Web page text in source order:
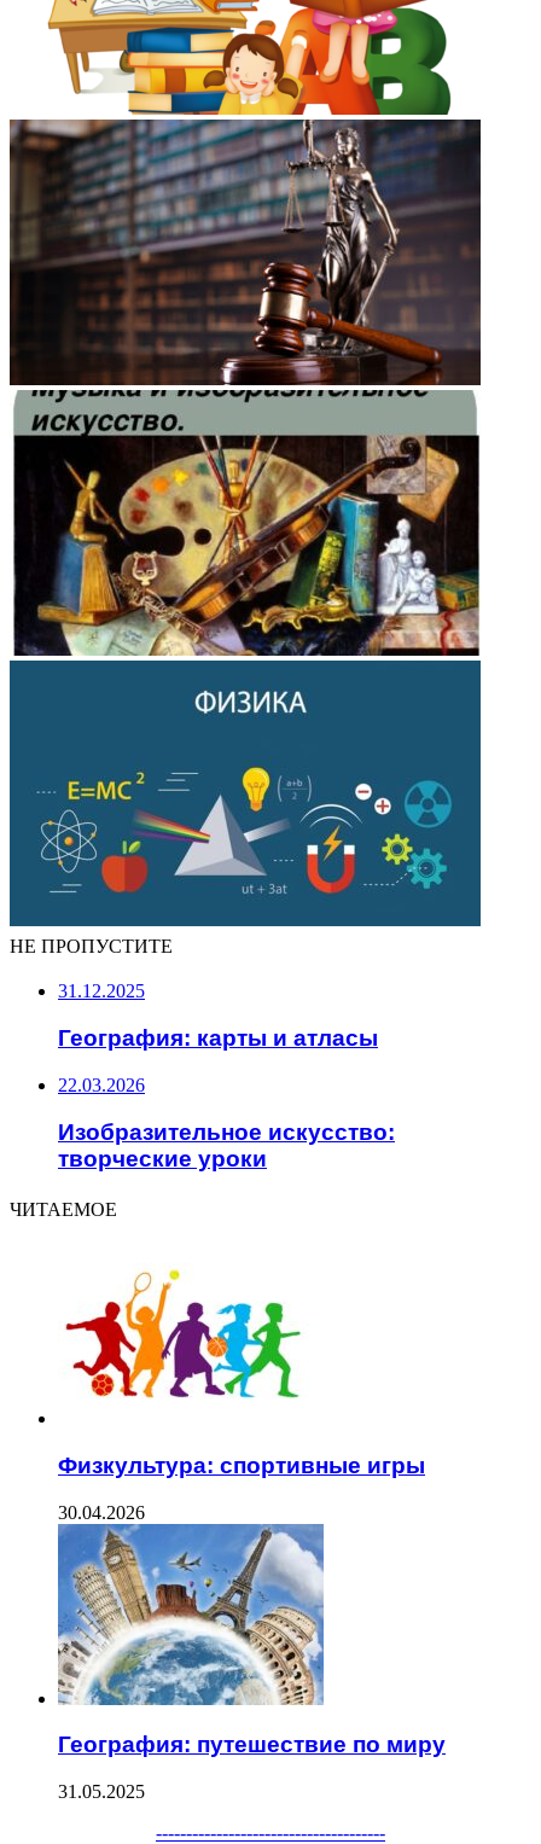
НЕ ПРОПУСТИТЕ
31.12.2025
География: карты и атласы
22.03.2026
Изобразительное искусство:
творческие уроки
ЧИТАЕМОЕ
Физкультура: спортивные игры
30.04.2026
География: путешествие по миру
31.05.2025
--------------------------------------